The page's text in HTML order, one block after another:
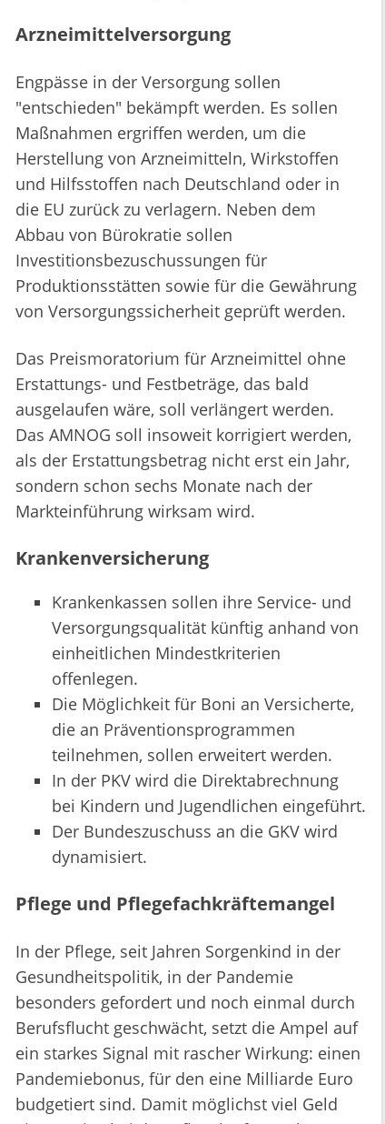
Arzneimittelversorgung
Engpässe in der Versorgung sollen
"entschieden" bekämpft werden. Es sollen
Maßnahmen ergriffen werden, um die
Herstellung von Arzneimitteln, Wirkstoffen
und Hilfsstoffen nach Deutschland oder in
die EU zurück zu verlagern. Neben dem
Abbau von Bürokratie sollen
Investitionsbezuschussungen für
Produktionsstätten sowie für die Gewährung
von Versorgungssicherheit geprüft werden.
Das Preismoratorium für Arzneimittel ohne
Erstattungs- und Festbeträge, das bald
ausgelaufen wäre, soll verlängert werden.
Das AMNOG soll insoweit korrigiert werden,
als der Erstattungsbetrag nicht erst ein Jahr,
sondern schon sechs Monate nach der
Markteinführung wirksam wird.
Krankenversicherung
Krankenkassen sollen ihre Service- und
Versorgungsqualität künftig anhand von
einheitlichen Mindestkriterien
offenlegen.
Die Möglichkeit für Boni an Versicherte,
die an Präventionsprogrammen
teilnehmen, sollen erweitert werden.
In der PKV wird die Direktabrechnung
bei Kindern und Jugendlichen eingeführt.
Der Bundeszuschuss an die GKV wird
dynamisiert.
Pflege und Pflegefachkräftemangel
In der Pflege, seit Jahren Sorgenkind in der
Gesundheitspolitik, in der Pandemie
besonders gefordert und noch einmal durch
Berufsflucht geschwächt, setzt die Ampel auf
ein starkes Signal mit rascher Wirkung: einen
Pandemiebonus, für den eine Milliarde Euro
budgetiert sind. Damit möglichst viel Geld